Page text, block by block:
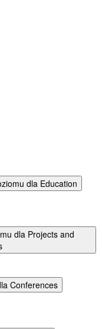
dla Education
dla Projects and
Conferences